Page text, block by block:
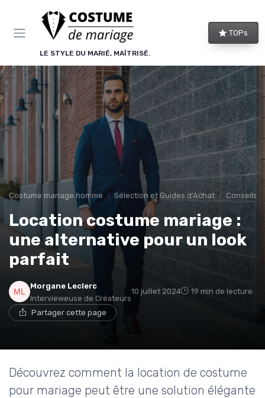
LE STYLE DU MARIÉ, MAÎTRISÉ.
TOPs
Costume mariage homme Sélection et Guides d'Achat Conseils
Location costume mariage :
une alternative pour un look
parfait
Morgane Leclerc
Intervieweuse de Créateurs
10 juillet 2024 19 min de lecture
Partager cette page
Découvrez comment la location de costume
pour mariage peut être une solution élégante